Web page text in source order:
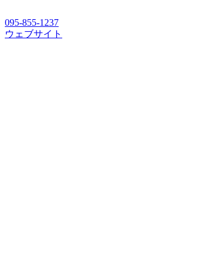
095-855-1237
ウェブサイト